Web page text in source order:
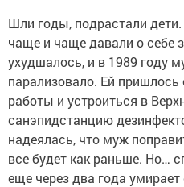
Шли годы, подрастали
чаще и чаще давали о себе
ухудшалось, и в 1989 году
парализовало. Ей
работы и устроиться в
санэпидстанцию
надеялась, что муж
все будет как раньше. Но…
еще через два года